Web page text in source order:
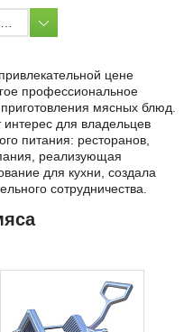
цене
профессиональное
мясных блюд.
для владельцев
питания: ресторанов,
реализующая
для кухни, создала
сотрудничества.